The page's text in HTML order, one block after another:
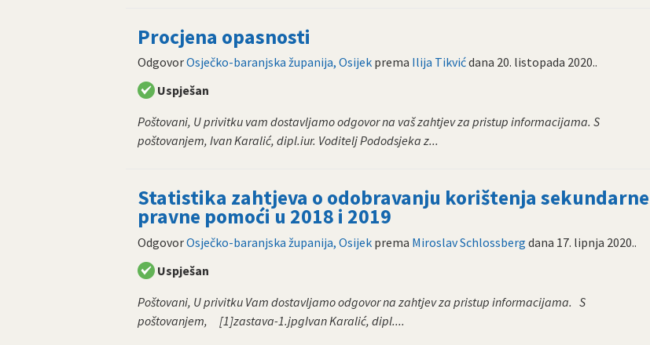
Procjena opasnosti
OdgovorOsječko-baranjska županija, Osijek prema Ilija Tikvićdana 20. listopada 2020..
Uspješan
Poštovani, U privitku vam dostavljamo odgovor na vaš zahtjev za pristup informacijama. S
poštovanjem, Ivan Karalić, dipl.iur. Voditelj Pododsjeka z...
Statistika zahtjeva o odobravanju korištenja sekundarne
pravne pomoći u 2018 i 2019
OdgovorOsječko-baranjska županija, Osijek prema Miroslav Schlossberg dana 17. lipnja 2020..
Uspješan
Poštovani, U privitku Vam dostavljamo odgovor na zahtjev za pristup informacijama. S
poštovanjem, [1]zastava-1.jpgIvan Karalić, dipl....